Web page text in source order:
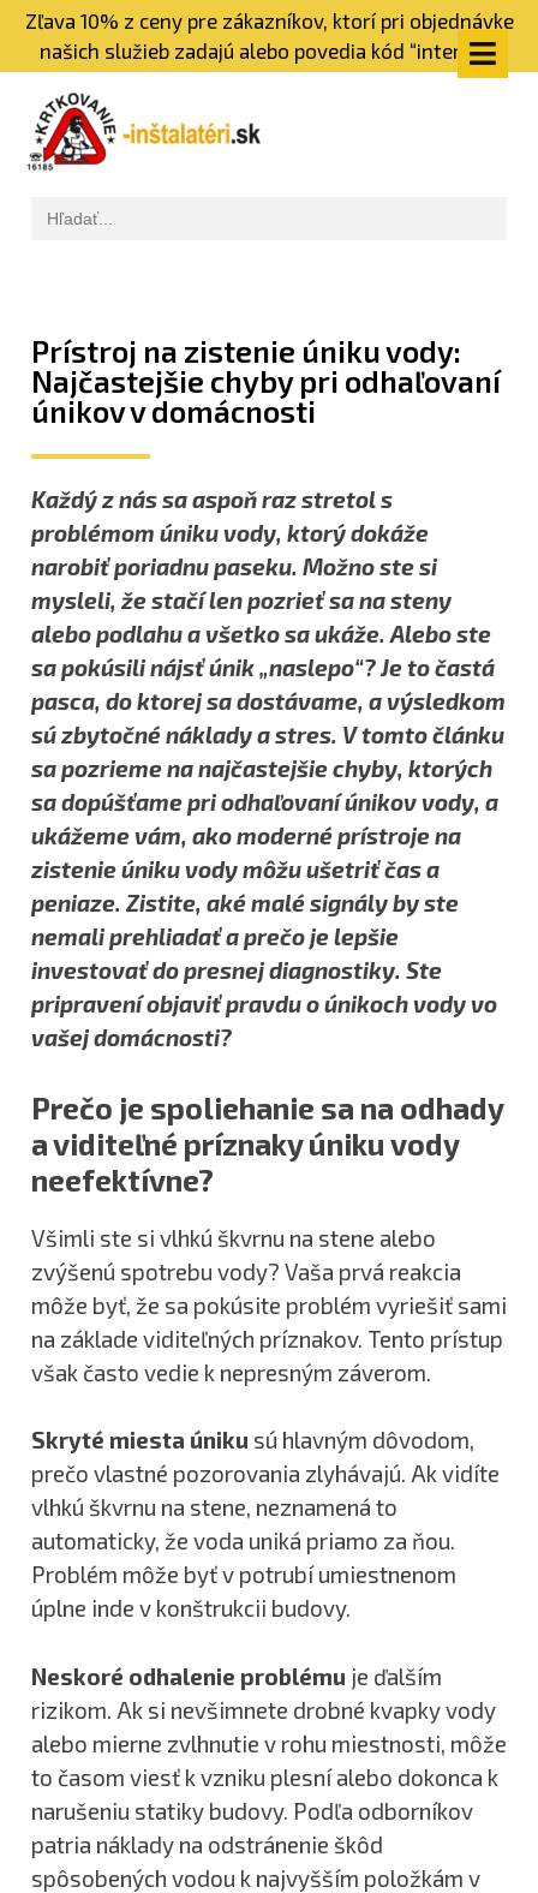
Zľava 10% z ceny pre zákazníkov, ktorí pri objednávke
našich služieb zadajú alebo povedia kód “internet”
Prístroj na zistenie úniku vody:
Najčastejšie chyby pri odhaľovaní
únikov v domácnosti
Každý z nás sa aspoň raz stretol s
problémom úniku vody, ktorý dokáže
narobiť poriadnu paseku. Možno ste si
mysleli, že stačí len pozrieť sa na steny
alebo podlahu a všetko sa ukáže. Alebo ste
sa pokúsili nájsť únik „naslepo“? Je to častá
pasca, do ktorej sa dostávame, a výsledkom
sú zbytočné náklady a stres. V tomto článku
sa pozrieme na najčastejšie chyby, ktorých
sa dopúšťame pri odhaľovaní únikov vody, a
ukážeme vám, ako moderné prístroje na
zistenie úniku vody môžu ušetriť čas a
peniaze. Zistite, aké malé signály by ste
nemali prehliadať a prečo je lepšie
investovať do presnej diagnostiky. Ste
pripravení objaviť pravdu o únikoch vody vo
vašej domácnosti?
Prečo je spoliehanie sa na odhady
a viditeľné príznaky úniku vody
neefektívne?
Všimli ste si vlhkú škvrnu na stene alebo
zvýšenú spotrebu vody? Vaša prvá reakcia
môže byť, že sa pokúsite problém vyriešiť sami
na základe viditeľných príznakov. Tento prístup
však často vedie k nepresným záverom.
Skryté miesta úniku sú hlavným dôvodom,
prečo vlastné pozorovania zlyhávajú. Ak vidíte
vlhkú škvrnu na stene, neznamená to
automaticky, že voda uniká priamo za ňou.
Problém môže byť v potrubí umiestnenom
úplne inde v konštrukcii budovy.
Neskoré odhalenie problému je ďalším
rizikom. Ak si nevšimnete drobné kvapky vody
alebo mierne zvlhnutie v rohu miestnosti, môže
to časom viesť k vzniku plesní alebo dokonca k
narušeniu statiky budovy. Podľa odborníkov
patria náklady na odstránenie škôd
spôsobených vodou k najvyšším položkám v